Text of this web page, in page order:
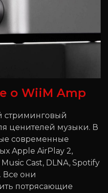
о WiiM Amp
стриминговый
ценителей музыки. В
современные
Apple AirPlay 2,
Cast, DLNA, Spotify
Все они
потрясающие